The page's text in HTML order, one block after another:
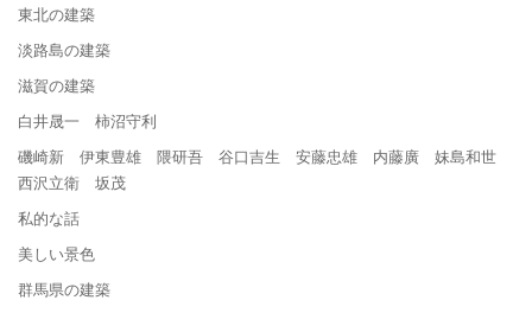
東北の建築
淡路島の建築
滋賀の建築
白井晟一 柿沼守利
磯崎新 伊東豊雄 隈研吾 谷口吉生 安藤忠雄 内藤廣 妹島和世
西沢立衛 坂茂
私的な話
美しい景色
群馬県の建築